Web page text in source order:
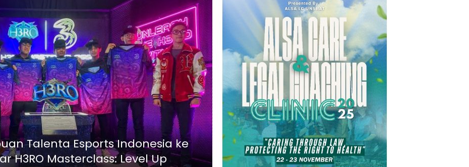
Talenta Esports Indonesia ke
H3RO Masterclass: Level Up